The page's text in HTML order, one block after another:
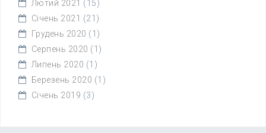
Лютий 2021 (15)
Січень 2021 (21)
Грудень 2020 (1)
Серпень 2020 (1)
Липень 2020 (1)
Березень 2020 (1)
Січень 2019 (3)